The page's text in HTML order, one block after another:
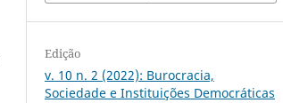
Edição
v. 10 n. 2 (2022): Burocracia,
Sociedade e Instituições Democráticas